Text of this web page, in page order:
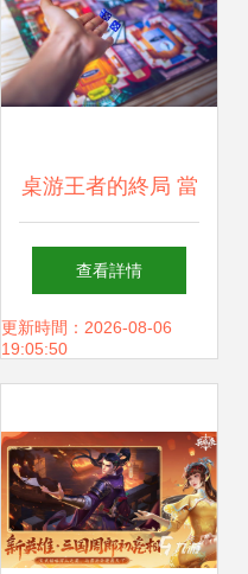
桌游王者的終局 當
狼人選擇不殺
查看詳情
更新時間：2026-08-06
19:05:50